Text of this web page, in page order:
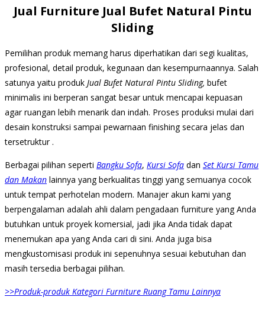
Jual Furniture Jual Bufet Natural Pintu
Sliding
Pemilihan produk memang harus diperhatikan dari segi kualitas,
profesional, detail produk, kegunaan dan kesempurnaannya. Salah
satunya yaitu produk Jual Bufet Natural Pintu Sliding, bufet
minimalis ini berperan sangat besar untuk mencapai kepuasan
agar ruangan lebih menarik dan indah. Proses produksi mulai dari
desain konstruksi sampai pewarnaan finishing secara jelas dan
tersetruktur .
Berbagai pilihan seperti Bangku Sofa, Kursi Sofa dan Set Kursi Tamu
dan Makan lainnya yang berkualitas tinggi yang semuanya cocok
untuk tempat perhotelan modern. Manajer akun kami yang
berpengalaman adalah ahli dalam pengadaan furniture yang Anda
butuhkan untuk proyek komersial, jadi jika Anda tidak dapat
menemukan apa yang Anda cari di sini. Anda juga bisa
mengkustomisasi produk ini sepenuhnya sesuai kebutuhan dan
masih tersedia berbagai pilihan.
>>Produk-produk Kategori Furniture Ruang Tamu Lainnya